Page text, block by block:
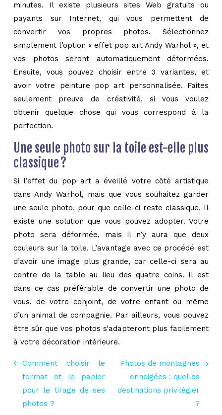
minutes. Il existe plusieurs sites Web gratuits ou
payants sur Internet, qui vous permettent de
convertir vos propres photos. Sélectionnez
simplement l’option « effet pop art Andy Warhol », et
vos photos seront automatiquement déformées.
Ensuite, vous pouvez choisir entre 3 variantes, et
avoir votre peinture pop art personnalisée. Faites
seulement preuve de créativité, si vous voulez
obtenir quelque chose qui vous correspond à la
perfection.
Une seule photo sur la toile est-elle plus
classique ?
Si l’effet du pop art a éveillé votre côté artistique
dans Andy Warhol, mais que vous souhaitez garder
une seule photo, pour que celle-ci reste classique, Il
existe une solution que vous pouvez adopter. Votre
photo sera déformée, mais il n’y aura que deux
couleurs sur la toile. L’avantage avec ce procédé est
d’avoir une image plus grande, car celle-ci sera au
centre de la table au lieu des quatre coins. Il est
dans ce cas préférable de convertir une photo de
vous, de votre conjoint, de votre enfant ou même
d’un animal de compagnie. Par ailleurs, vous pouvez
être sûr que vos photos s’adapteront plus facilement
à votre décoration intérieure.
Comment choisir le
format et le papier
pour le tirage de ses
photos ?
Photos de montagnes
enneigées : quelles
destinations privilégier
?